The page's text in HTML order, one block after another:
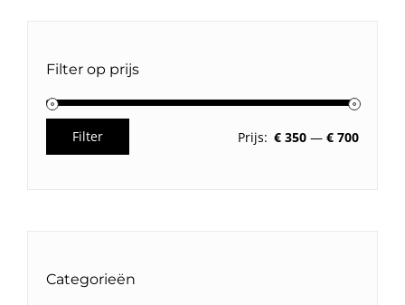
Filter op prijs
Max.
Filter Prijs: € 350 — € 700
Categorieën